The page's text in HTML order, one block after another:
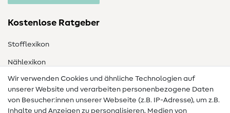
Kostenlose Ratgeber
Stofflexikon
Nählexikon
Nähanleitungen
Hilfe & Kontakt
Wir verwenden Cookies und ähnliche Technologien auf
unserer Website und verarbeiten personenbezogene Daten
von Besucher:innen unserer Webseite (z.B. IP-Adresse), um z.B.
Inhalte und Anzeigen zu personalisieren, Medien von